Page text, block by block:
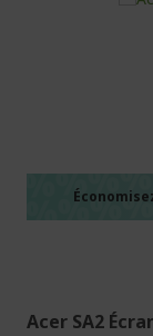
Acer SA2